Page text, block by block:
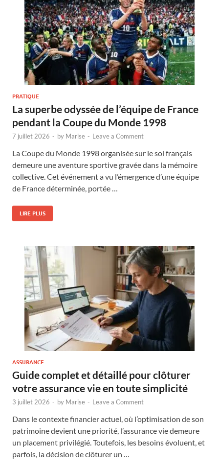
PRATIQUE
La superbe odyssée de l’équipe de France
pendant la Coupe du Monde 1998
7 juillet 2026 - by Marise - Leave a Comment
La Coupe du Monde 1998 organisée sur le sol français
demeure une aventure sportive gravée dans la mémoire
collective. Cet événement a vu l’émergence d’une équipe
de France déterminée, portée …
LIRE PLUS
ASSURANCE
Guide complet et détaillé pour clôturer
votre assurance vie en toute simplicité
3 juillet 2026 - by Marise - Leave a Comment
Dans le contexte financier actuel, où l’optimisation de son
patrimoine devient une priorité, l’assurance vie demeure
un placement privilégié. Toutefois, les besoins évoluent, et
parfois, la décision de clôturer un …